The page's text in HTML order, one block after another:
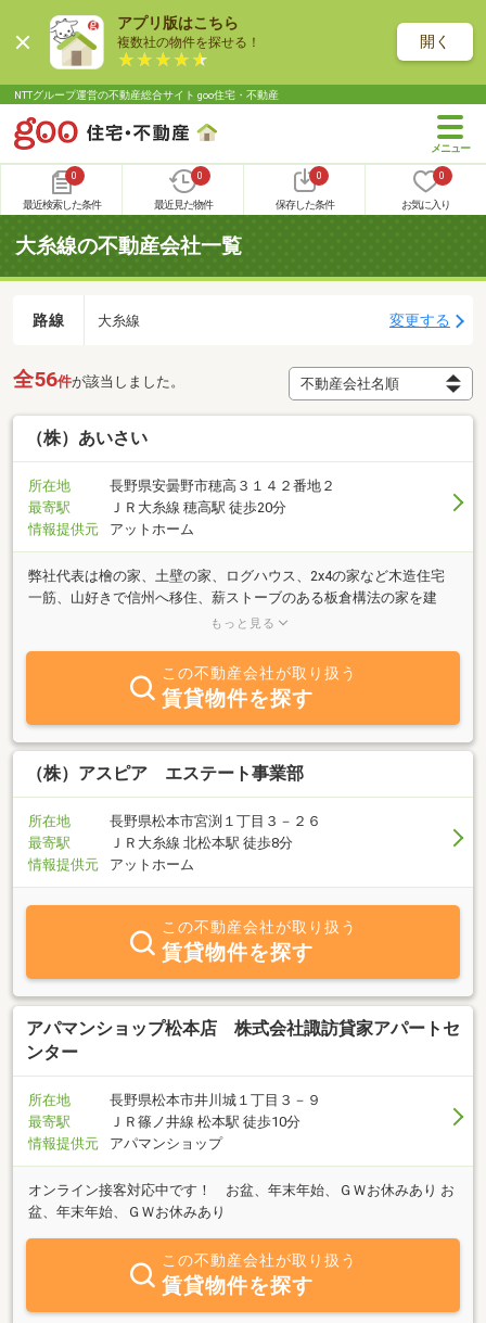
アプリ版はこちら
複数社の物件を探せる！ 開く
NTTグループ運営の不動産総合サイト goo住宅・不動産
0
最近検索した条件
0
最近見た物件
0
保存した条件
0
お気に入り
大糸線の不動産会社一覧
路線 大糸線 変更する
全56件が該当しました。
（株）あいさい
所在地
長野県安曇野市穂高３１４２番地２
最寄駅
ＪＲ大糸線 穂高駅 徒歩20分
情報提供元
アットホーム
弊社代表は檜の家、土壁の家、ログハウス、2x4の家など木造住宅
一筋、山好きで信州へ移住、薪ストーブのある板倉構法の家を建
築、その隣にある赤いトレーラーハウスが商談スペースです。経験
設計事務所も営んでおります。売却、購入の相談には建築士として
のアドバイスもさせて頂く事が出来ます。 「あいさい」と言う会社
名は愛妻につけて貰いました。お客様の人生の大きな節目に”飛
躍”と言う「彩」を添えたい。そんな思いから「あいさい」を立ち上
げました。一期一会を大切に、一生に一度の不動産取得に正しい選
択をして頂けるよう、丁寧な接客を心掛けております。メールや
※はじめてのおうち探しの方に…住宅ローンの仕組み、お得な借り方
など有名ファイナンシャルプランナー仕込みのお話しを先ずはさせ
て頂いております。どちらの業者で不動産を手にする事になっても
でお任せ頂いております。
もっと見る
この不動産会社が取り扱う
賃貸物件を探す
（株）アスピア エステート事業部
所在地
長野県松本市宮渕１丁目３－２６
最寄駅
ＪＲ大糸線 北松本駅 徒歩8分
情報提供元
アットホーム
この不動産会社が取り扱う
賃貸物件を探す
アパマンショップ松本店 株式会社諏訪貸家アパートセ
ンター
所在地
長野県松本市井川城１丁目３－９
最寄駅
ＪＲ篠ノ井線 松本駅 徒歩10分
情報提供元
アパマンショップ
オンライン接客対応中です！ お盆、年末年始、ＧＷお休みあり お
盆、年末年始、ＧＷお休みあり
この不動産会社が取り扱う
賃貸物件を探す